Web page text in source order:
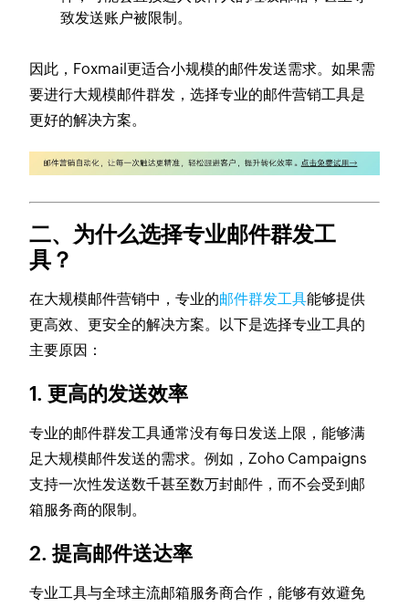
致发送账户被限制。
因此，Foxmail更适合小规模的邮件发送需求。如果需
要进行大规模邮件群发，选择专业的邮件营销工具是
更好的解决方案。
二、为什么选择专业邮件群发工
具？
在大规模邮件营销中，专业的邮件群发工具能够提供
更高效、更安全的解决方案。以下是选择专业工具的
主要原因：
1. 更高的发送效率
专业的邮件群发工具通常没有每日发送上限，能够满
足大规模邮件发送的需求。例如，Zoho Campaigns
支持一次性发送数千甚至数万封邮件，而不会受到邮
箱服务商的限制。
2. 提高邮件送达率
专业工具与全球主流邮箱服务商合作，能够有效避免